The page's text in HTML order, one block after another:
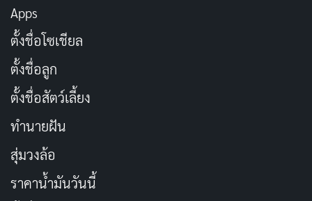
นางนพมาศได้รวบรวมความรู้และประสบการณ์ของเธอลง
ในตำราโบราณชื่อว่า “ตำรับท้าวศรีจุฬาลักษณ์” ตำราเล่ม
คำสอนและบทเรียนอันล้ำค่าในด้านการดำเนินชีวิต ตำรับ
ท้าวศรีจุฬาลักษณ์ถือเป็นมรดกอันล้ำค่าของสังคมไทยและ
เป็นแบบอย่างที่ดีสำหรับสตรีไทย
ประเพณีลอยกระทง: มรดกอันงดงามของ
นางนพมาศ
Apps
ตั้งชื่อโซเชียล
ตั้งชื่อลูก
ตั้งชื่อสัตว์เลี้ยง
ทำนายฝัน
สุ่มวงล้อ
ราคาน้ำมันวันนี้